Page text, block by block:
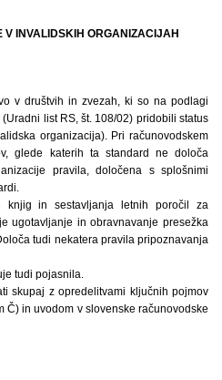
V INVALIDSKIH ORGANIZACIJAH
v društvih in zvezah, ki so na podlagi
list RS, št. 108/02) pridobili status
organizacija). Pri računovodskem
glede katerih ta standard ne določa
pravila, določena s splošnimi
knjig in sestavljanja letnih poročil za
ugotavljanje in obravnavanje presežka
tudi nekatera pravila pripoznavanja
tudi pojasnila.
skupaj z opredelitvami ključnih pojmov
in uvodom v slovenske računovodske